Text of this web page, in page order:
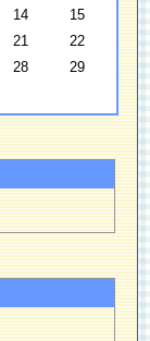
14
15
21
22
28
29